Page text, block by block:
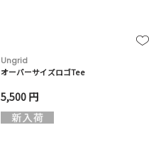
Ungrid
オーバーサイズロゴTee
5,500 円